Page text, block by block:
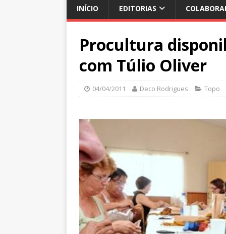
INÍCIO EDITORIAS
Procultura
com Túlio Oliver
04/04/2011 Deco Rodrigues Topo